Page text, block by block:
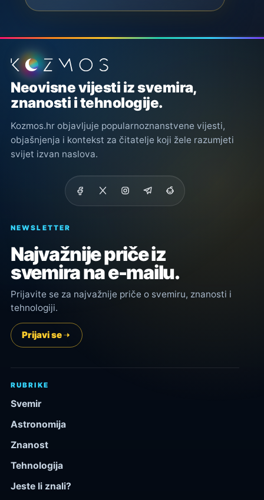
Podnožje stranice
Neovisne vijesti iz svemira,
znanosti i tehnologije.
Kozmos.hr objavljuje popularnoznanstvene vijesti,
objašnjenja i kontekst za čitatelje koji žele razumjeti
svijet izvan naslova.
NEWSLETTER
Najvažnije priče iz
svemira na e-mailu.
Prijavite se za najvažnije priče o svemiru, znanosti i
tehnologiji.
Prijavi se
RUBRIKE
Svemir
Astronomija
Znanost
Tehnologija
Jeste li znali?